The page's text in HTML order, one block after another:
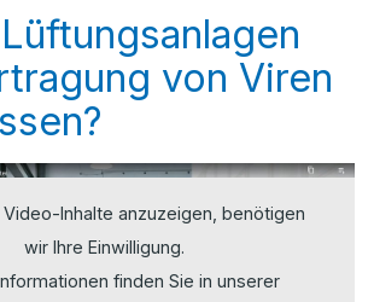
von Viren
Inhalte anzuzeigen, benötigen
wir Ihre Einwilligung.
finden Sie in unserer